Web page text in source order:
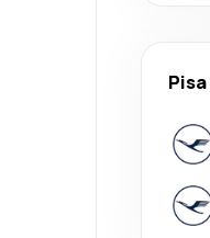
Pisa